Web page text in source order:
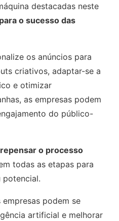
destacadas neste
o sucesso das
os anúncios para
criativos, adaptar-se a
e otimizar
as empresas podem
do público-
o processo
todas as etapas para
potencial.
podem se
artificial e melhorar